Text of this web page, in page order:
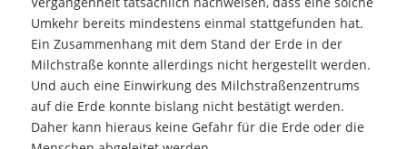
Umkehr bereits mindestens einmal stattgefunden hat.
Ein Zusammenhang mit dem Stand der Erde in der
Milchstraße konnte allerdings nicht hergestellt werden.
Und auch eine Einwirkung des Milchstraßenzentrums
auf die Erde konnte bislang nicht bestätigt werden.
Daher kann hieraus keine Gefahr für die Erde oder die